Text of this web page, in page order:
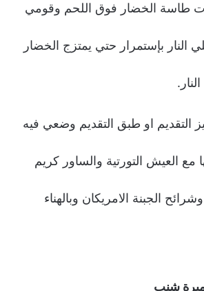
طاسة الخضار فوق اللحم وقومي
النار بإستمرار حتي يمتزج الخضار
التقديم او طبق التقديم وضعي فيه
مع العيش التورتية والساور كريم
الجبنة الامريكان وبالهناء
شنب